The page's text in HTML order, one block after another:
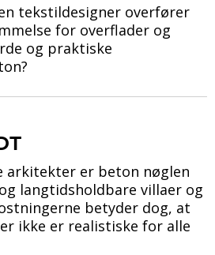
tekstildesigner overfører
for overflader og
og praktiske
arkitekter er beton nøglen
langtidsholdbare villaer og
betyder dog, at
ikke er realistiske for alle